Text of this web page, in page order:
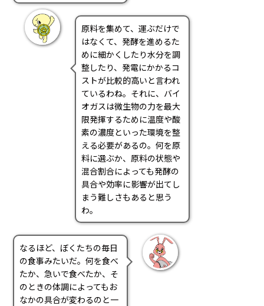
原料を集めて、運ぶだけで
はなくて、発酵を進めるた
めに細かくしたり水分を調
整したり、発電にかかるコ
ストが比較的高いと言われ
ているわね。それに、バイ
オガスは微生物の力を最大
限発揮するために温度や酸
素の濃度といった環境を整
える必要があるの。何を原
料に選ぶか、原料の状態や
混合割合によっても発酵の
具合や効率に影響が出てし
まう難しさもあると思う
わ。
なるほど、ぼくたちの毎日
の食事みたいだ。何を食べ
たか、急いで食べたか、そ
のときの体調によってもお
なかの具合が変わるのと一